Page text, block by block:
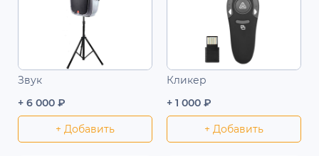
Звук
+ 6 000 ₽
+ Добавить
Кликер
+ 1 000 ₽
+ Добавить